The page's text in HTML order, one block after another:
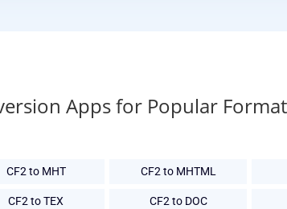
Apps for Popular
CF2 to MHT CF2 to MHTML
CF2 to TEX CF2 to DOC